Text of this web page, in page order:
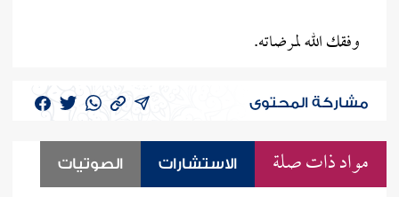
وفقك الله لمرضاته.
مشاركة المحتوى
مواد ذات صلة الاستشارات الصوتيات